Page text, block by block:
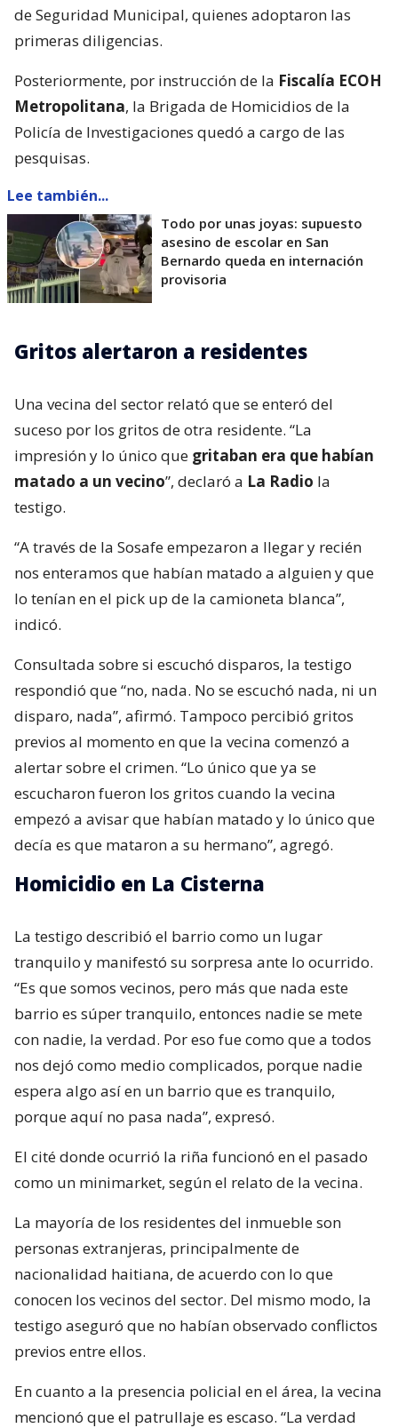
de Seguridad Municipal, quienes adoptaron las
primeras diligencias.
Posteriormente, por instrucción de la Fiscalía ECOH
Metropolitana, la Brigada de Homicidios de la
Policía de Investigaciones quedó a cargo de las
pesquisas.
Lee también...
Todo por unas joyas: supuesto
asesino de escolar en San
Bernardo queda en internación
provisoria
Gritos alertaron a residentes
Una vecina del sector relató que se enteró del
suceso por los gritos de otra residente. “La
impresión y lo único que gritaban era que habían
matado a un vecino”, declaró a La Radio la
testigo.
“A través de la Sosafe empezaron a llegar y recién
nos enteramos que habían matado a alguien y que
lo tenían en el pick up de la camioneta blanca”,
indicó.
Consultada sobre si escuchó disparos, la testigo
respondió que “no, nada. No se escuchó nada, ni un
disparo, nada”, afirmó. Tampoco percibió gritos
previos al momento en que la vecina comenzó a
alertar sobre el crimen. “Lo único que ya se
escucharon fueron los gritos cuando la vecina
empezó a avisar que habían matado y lo único que
decía es que mataron a su hermano”, agregó.
Homicidio en La Cisterna
La testigo describió el barrio como un lugar
tranquilo y manifestó su sorpresa ante lo ocurrido.
“Es que somos vecinos, pero más que nada este
barrio es súper tranquilo, entonces nadie se mete
con nadie, la verdad. Por eso fue como que a todos
nos dejó como medio complicados, porque nadie
espera algo así en un barrio que es tranquilo,
porque aquí no pasa nada”, expresó.
El cité donde ocurrió la riña funcionó en el pasado
como un minimarket, según el relato de la vecina.
La mayoría de los residentes del inmueble son
personas extranjeras, principalmente de
nacionalidad haitiana, de acuerdo con lo que
conocen los vecinos del sector. Del mismo modo, la
testigo aseguró que no habían observado conflictos
previos entre ellos.
En cuanto a la presencia policial en el área, la vecina
mencionó que el patrullaje es escaso. “La verdad